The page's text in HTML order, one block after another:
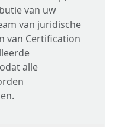
van uw
van juridische
van Certification
alle